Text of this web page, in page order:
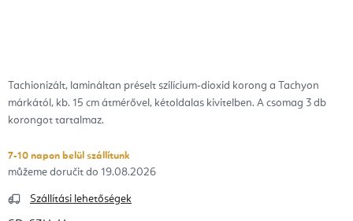
Tachionizált, lamináltan préselt szilícium-dioxid korong a Tachyon
márkától, kb. 15 cm átmérővel, kétoldalas kivitelben. A csomag 3 db
korongot tartalmaz.
7-10 napon belül szállítunk
19.08.2026
Szállítási lehetőségek